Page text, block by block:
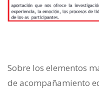
Sobre los elementos
de acompañamiento